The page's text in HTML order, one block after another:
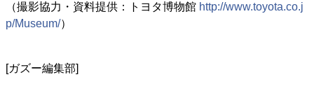
（撮影協力・資料提供：トヨタ博物館 http://www.toyota.co.j
p/Museum/）
[ガズー編集部]